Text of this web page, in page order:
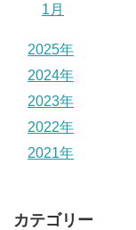
1月
2025年
2024年
2023年
2022年
2021年
カテゴリー